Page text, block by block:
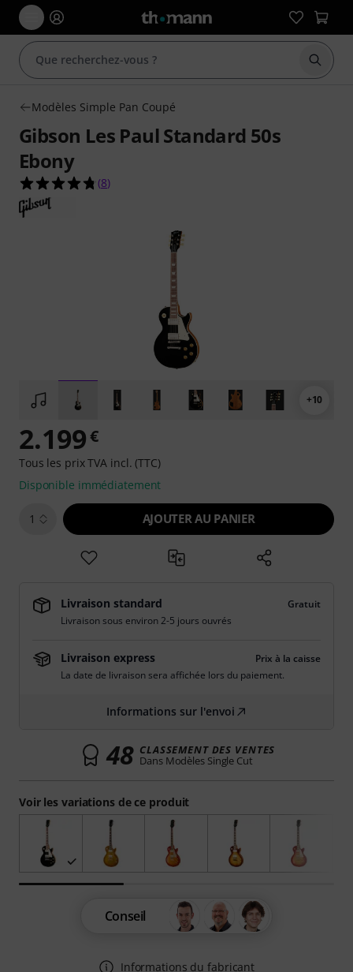
Modèles Simple Pan Coupé
Gibson Les Paul Standard 50s
Ebony
4.8 étoiles sur 5 d'après 8 évaluations clients
(8)
+10
Voir les variations de ce produit
2.199€
Tous les prix TVA incl. (TTC)
Disponible immédiatement
1 AJOUTER AU PANIER
Livraison standard
Gratuit
Livraison sous environ 2-5 jours ouvrés
Livraison express
Prix à la caisse
La date de livraison sera affichée lors du paiement.
Informations sur l'envoi
48 CLASSEMENT DES VENTES
Dans Modèles Single Cut
Conseil
Informations du fabricant